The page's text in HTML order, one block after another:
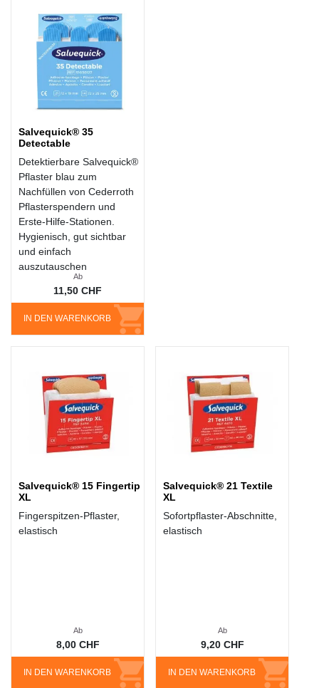
Salvequick® 35
Detectable
Detektierbare Salvequick®
Pflaster blau zum
Nachfüllen von Cederroth
Pflasterspendern und
Erste-Hilfe-Stationen.
Hygienisch, gut sichtbar
und einfach
auszutauschen
IN DEN WARENKORB
Ab
11,50 CHF
Salvequick® 15 Fingertip
XL
Fingerspitzen-Pflaster,
elastisch
IN DEN WARENKORB
Ab
8,00 CHF
Salvequick® 21 Textile
XL
Sofortpflaster-Abschnitte,
elastisch
IN DEN WARENKORB
Ab
9,20 CHF